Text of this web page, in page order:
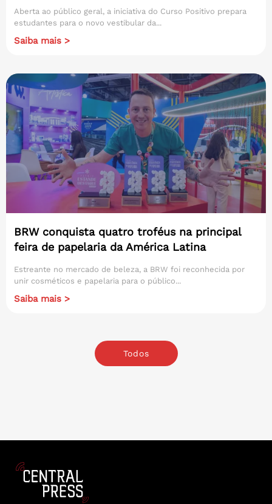
Aberta ao público geral, a iniciativa do Curso Positivo prepara
estudantes para o novo vestibular da...
Saiba mais >
BRW conquista quatro troféus na principal
feira de papelaria da América Latina
Estreante no mercado de beleza, a BRW foi reconhecida por
unir cosméticos e papelaria para o público...
Saiba mais >
Todos